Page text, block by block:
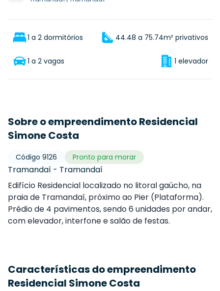
1 a 2 dormitórios 44.48 a 75.74m² privativos
1 a 2 vagas 1 elevador
Sobre o empreendimento Residencial
Simone Costa
Código 9126 Pronto para morar
Tramandaí - Tramandaí
Edifício Residencial localizado no litoral gaúcho, na
praia de Tramandaí, próximo ao Pier (Plataforma).
Prédio de 4 pavimentos, sendo 6 unidades por andar,
com elevador, interfone e salão de festas.
Características do empreendimento
Residencial Simone Costa